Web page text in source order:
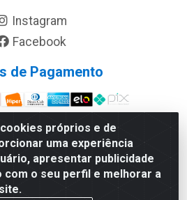
próprios e de
uma experiência
apresentar publicidade
com o seu perfil e melhorar a
Instagram
Facebook
de Pagamento
Seguro